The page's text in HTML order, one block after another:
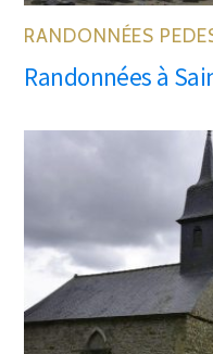
RANDONNÉES
Randonnées à